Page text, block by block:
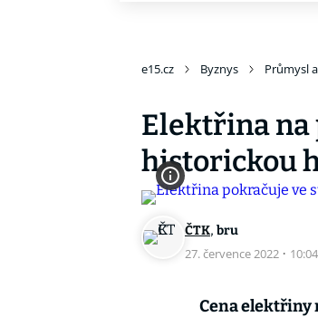
e15.cz Byznys Průmysl
Elektřina na
historickou
ČTK, bru
27. července 2022 · 10:04
Cena elektřiny